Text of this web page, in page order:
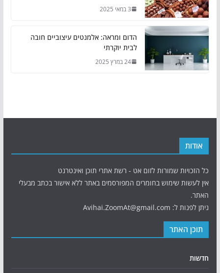
3 במאי 2025
הדום ומראה: אלמנטים עיצוביים חובה
לבית יוקרתי
24 במרץ 2025
אודות
כל הזכויות שמורות לזום אט - רשת אתרי תוכן ואינטרנט
אין לעשות שימוש בחומרים המפורסמים באתר ללא אישור בכתב מבעלי
האתר.
ניתן לפנות ל: Avihai.ZoomAt@gmail.com
תוכן האתר
חדשות